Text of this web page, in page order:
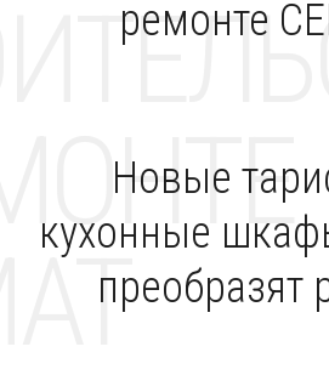
ремонте
Новые
кухонные
преобразят